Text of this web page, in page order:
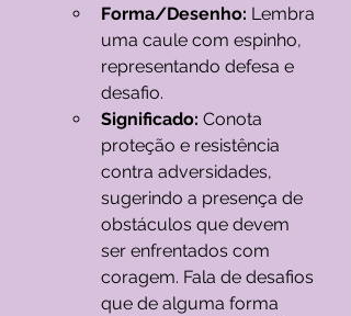
Forma/Desenho: Lembra
uma caule com espinho,
representando defesa e
desafio.
Significado: Conota
proteção e resistência
contra adversidades,
sugerindo a presença de
obstáculos que devem
ser enfrentados com
coragem. Fala de desafios
que de alguma forma